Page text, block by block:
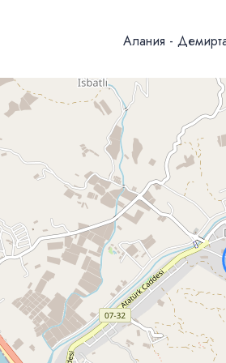
Алания -